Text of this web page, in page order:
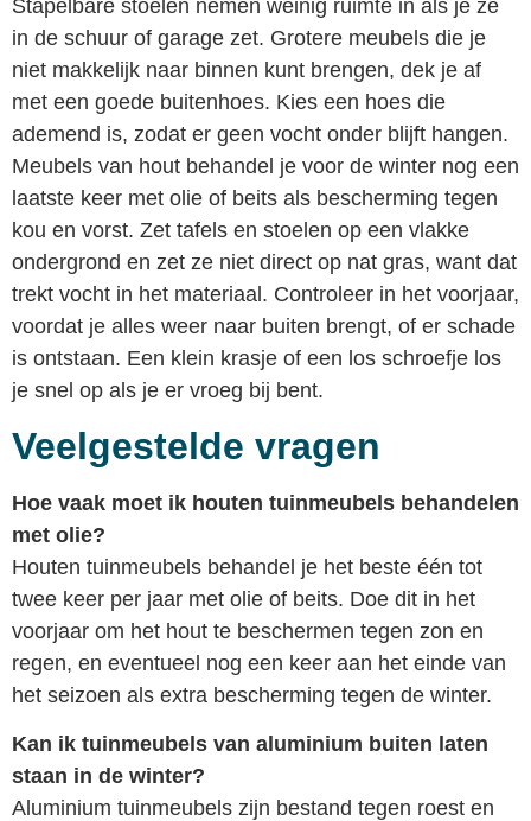
Stapelbare stoelen nemen weinig ruimte in als je ze
in de schuur of garage zet. Grotere meubels die je
niet makkelijk naar binnen kunt brengen, dek je af
met een goede buitenhoes. Kies een hoes die
ademend is, zodat er geen vocht onder blijft hangen.
Meubels van hout behandel je voor de winter nog een
laatste keer met olie of beits als bescherming tegen
kou en vorst. Zet tafels en stoelen op een vlakke
ondergrond en zet ze niet direct op nat gras, want dat
trekt vocht in het materiaal. Controleer in het voorjaar,
voordat je alles weer naar buiten brengt, of er schade
is ontstaan. Een klein krasje of een los schroefje los
je snel op als je er vroeg bij bent.
Veelgestelde vragen
Hoe vaak moet ik houten tuinmeubels behandelen
met olie?
Houten tuinmeubels behandel je het beste één tot
twee keer per jaar met olie of beits. Doe dit in het
voorjaar om het hout te beschermen tegen zon en
regen, en eventueel nog een keer aan het einde van
het seizoen als extra bescherming tegen de winter.
Kan ik tuinmeubels van aluminium buiten laten
staan in de winter?
Aluminium tuinmeubels zijn bestand tegen roest en